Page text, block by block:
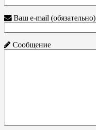
Ваш e-mail (обязательно)
Сообщение